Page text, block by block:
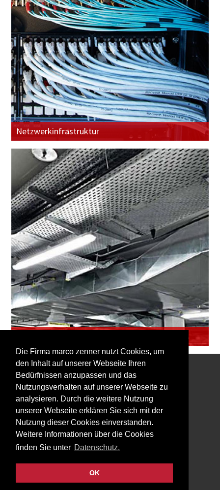
Die Firma marco zenner nutzt Cookies, um
den Inhalt auf unserer Webseite Ihren
Bedürfnissen anzupassen und das
Nutzungsverhalten auf unserer Webseite zu
analysieren. Durch die weitere Nutzung
unserer Webseite erklären Sie sich mit der
Nutzung dieser Cookies einverstanden.
Weitere Informationen über die Cookies
finden Sie unter Datenschutz.
OK
Netzwerkinfrastruktur
Interessiert an unserem Newsletter?
Impressum
Datenschutz
Kontakt
Facebook